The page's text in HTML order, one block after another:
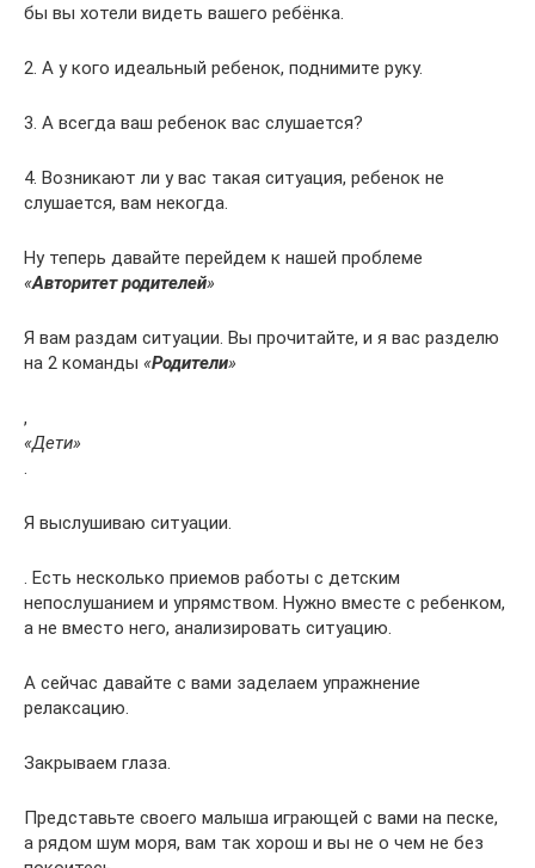
бы вы хотели видеть вашего ребёнка.
2. А у кого идеальный ребенок, поднимите руку.
3. А всегда ваш ребенок вас слушается?
4. Возникают ли у вас такая ситуация, ребенок не
слушается, вам некогда.
Ну теперь давайте перейдем к нашей проблеме
«Авторитет родителей»
Я вам раздам ситуации. Вы прочитайте, и я вас разделю
на 2 команды «Родители»
,
«Дети»
.
Я выслушиваю ситуации.
. Есть несколько приемов работы с детским
непослушанием и упрямством. Нужно вместе с ребенком,
а не вместо него, анализировать ситуацию.
А сейчас давайте с вами заделаем упражнение
релаксацию.
Закрываем глаза.
Представьте своего малыша играющей с вами на песке,
а рядом шум моря, вам так хорош и вы не о чем не без